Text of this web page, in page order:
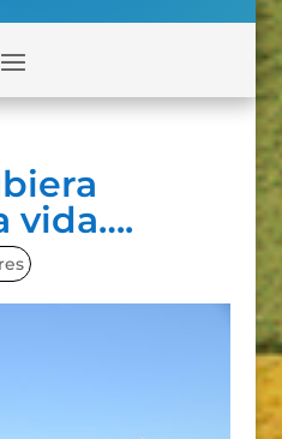
vida….